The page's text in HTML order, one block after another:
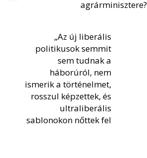
agrárminisztere?
„Az új liberális
politikusok semmit
sem tudnak a
háborúról, nem
ismerik a történelmet,
rosszul képzettek, és
ultraliberális
sablonokon nőttek fel